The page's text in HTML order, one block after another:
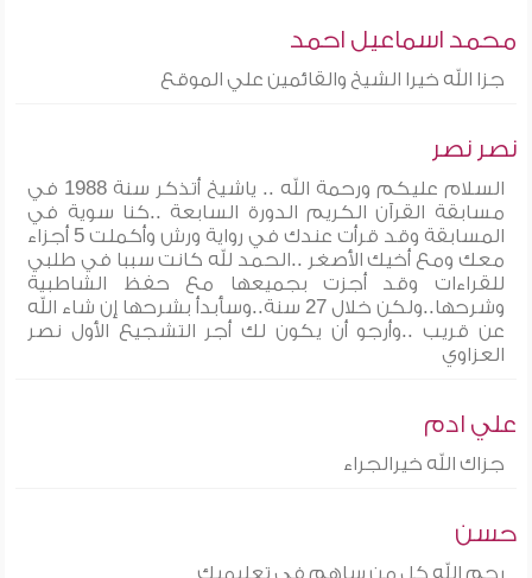
محمد اسماعيل احمد
جزا الله خيرا الشيخ والقائمين علي الموقع
نصر نصر
السلام عليكم ورحمة الله .. ياشيخ أتذكر سنة 1988 في
مسابقة القرآن الكريم الدورة السابعة ..كنا سوية في
المسابقة وقد قرأت عندك في رواية ورش وأكملت 5 أجزاء
معك ومع أخيك الأصغر ..الحمد لله كانت سببا في طلبي
للقراءات وقد أجزت بجميعها مع حفظ الشاطبية
وشرحها..ولكن خلال 27 سنة..وسأبدأ بشرحها إن شاء الله
عن قريب ..وأرجو أن يكون لك أجر التشجيع الأول نصر
العزاوي
علي ادم
جزاك الله خيرالجراء
حسن
رحم الله كل من ساهم في تعليميك